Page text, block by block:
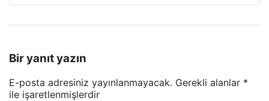
Bir yanıt yazın
E-posta adresiniz yayınlanmayacak. Gerekli alanlar *
ile işaretlenmişlerdir